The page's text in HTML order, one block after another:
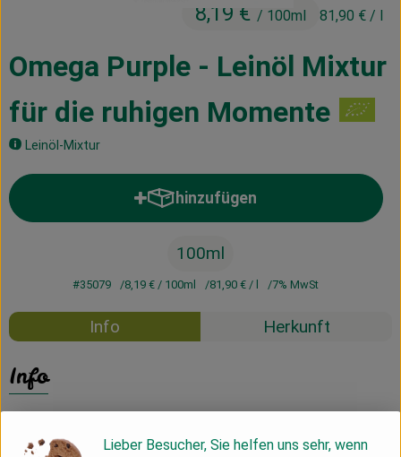
Lieferservice
Omega Purple - Leinöl Mixtur
für die ruhigen Momente
Leinöl-Mixtur
8,19 € / 100ml 81,90 € / l
hinzufügen
Produkt zum Warenkorb
100ml
#35079 8,19 €/ 100ml 81,90 €/ l 7% MwSt
Info Herkunft
Info
Lieber Besucher, Sie helfen uns sehr, wenn